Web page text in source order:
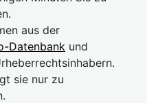
aus der
Datenbank und
sie nur zu